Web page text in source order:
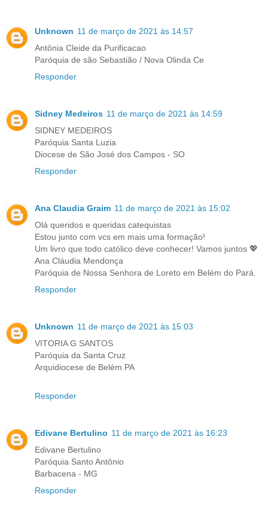
Unknown 11 de março de 2021 às 14:57
Antônia Cleide da Purificacao
Paróquia de são Sebastião / Nova Olinda Ce
Responder
Sidney Medeiros 11 de março de 2021 às 14:59
SIDNEY MEDEIROS
Paróquia Santa Luzia
Diocese de São José dos Campos - SO
Responder
Ana Claudia Graim 11 de março de 2021 às 15:02
Olá queridos e queridas catequistas
Estou junto com vcs em mais uma formação!
Um livro que todo católico deve conhecer! Vamos juntos 💖
Ana Cláudia Mendonça
Paróquia de Nossa Senhora de Loreto em Belém do Pará.
Responder
Unknown 11 de março de 2021 às 15:03
VITORIA G SANTOS
Paróquia da Santa Cruz
Arquidiocese de Belém PA
Responder
Edivane Bertulino 11 de março de 2021 às 16:23
Edivane Bertulino
Paróquia Santo Antônio
Barbacena - MG
Responder